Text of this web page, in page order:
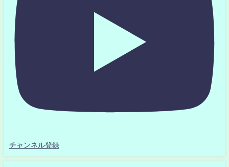
チャンネル登録